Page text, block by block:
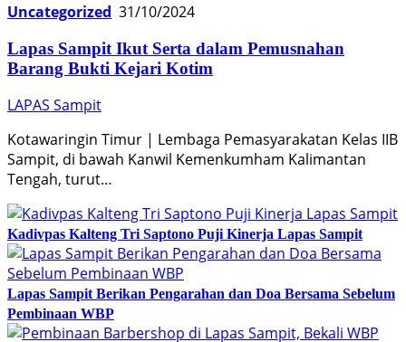
Uncategorized 31/10/2024
Lapas Sampit Ikut Serta dalam Pemusnahan
Barang Bukti Kejari Kotim
LAPAS Sampit
Kotawaringin Timur | Lembaga Pemasyarakatan Kelas IIB
Sampit, di bawah Kanwil Kemenkumham Kalimantan
Tengah, turut…
Kadivpas Kalteng Tri Saptono Puji Kinerja Lapas Sampit
Lapas Sampit Berikan Pengarahan dan Doa Bersama Sebelum
Pembinaan WBP